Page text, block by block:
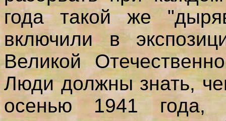
года такой же
включили в
Великой
Люди должны знать,
осенью 1941 года,